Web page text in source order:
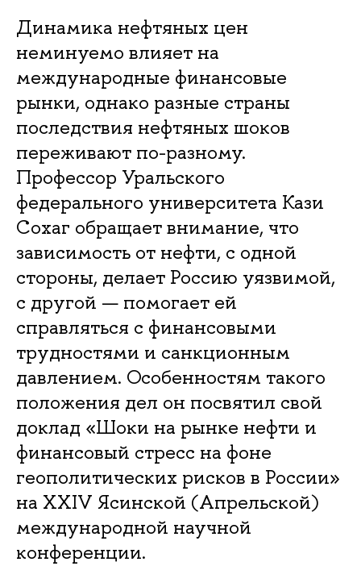
Динамика нефтяных цен
неминуемо влияет на
международные финансовые
рынки, однако разные страны
последствия нефтяных шоков
переживают по-разному.
Профессор Уральского
федерального университета Кази
Сохаг обращает внимание, что
зависимость от нефти, с одной
стороны, делает Россию уязвимой,
с другой — помогает ей
справляться с финансовыми
трудностями и санкционным
давлением. Особенностям такого
положения дел он посвятил свой
доклад «Шоки на рынке нефти и
финансовый стресс на фоне
геополитических рисков в России»
на XXIV Ясинской (Апрельской)
международной научной
конференции.